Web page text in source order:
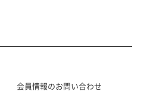
会員情報のお問い合わせ